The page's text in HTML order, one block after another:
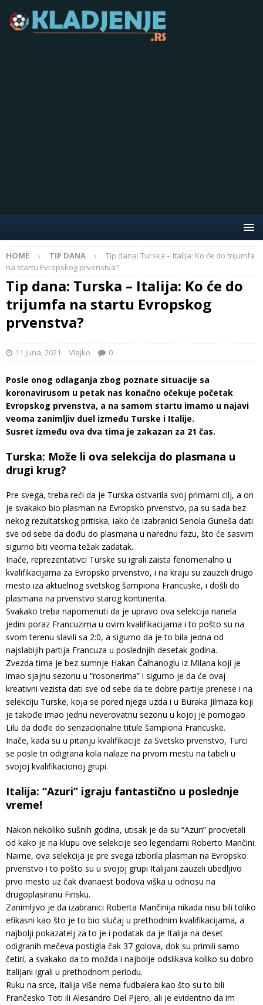
HOME TIP DANA
Tip dana: Turska – Italija: Ko će do trijumfa
na startu Evropskog prvenstva?
Tip dana: Turska – Italija: Ko će do
trijumfa na startu Evropskog
prvenstva?
11 Juna, 2021 Vlajko 0
Posle onog odlaganja zbog poznate situacije sa
koronavirusom u petak nas konačno očekuje početak
Evropskog prvenstva, a na samom startu imamo u najavi
veoma zanimljiv duel između Turske i Italije.
Susret između ova dva tima je zakazan za 21 čas.
Turska: Može li ova selekcija do plasmana u
drugi krug?
Pre svega, treba reći da je Turska ostvarila svoj primarni cilj, a on
je svakako bio plasman na Evropsko prvenstvo, pa su sada bez
nekog rezultatskog pritiska, iako će izabranici Senola Guneša dati
sve od sebe da dođu do plasmana u narednu fazu, što će sasvim
sigurno biti veoma težak zadatak.
Inače, reprezentativci Turske su igrali zaista fenomenalno u
kvalifikacijama za Evropsko prvenstvo, i na kraju su zauzeli drugo
mesto iza aktuelnog svetskog šampiona Francuske, i došli do
plasmana na prvenstvo starog kontinenta.
Svakako treba napomenuti da je upravo ova selekcija nanela
jedini poraz Francuzima u ovim kvalifikacijama i to pošto su na
svom terenu slavili sa 2:0, a sigurno da je to bila jedna od
najslabijih partija Francuza u poslednjih desetak godina.
Zvezda tima je bez sumnje Hakan Čalhanoglu iz Milana koji je
imao sjajnu sezonu u “rosonerima” i sigurno je da će ovaj
kreativni vezista dati sve od sebe da te dobre partije prenese i na
selekciju Turske, koja se pored njega uzda i u Buraka Jilmaza koji
je takođe imao jednu neverovatnu sezonu u kojoj je pomogao
Lilu da dođe do senzacionalne titule šampiona Francuske.
Inače, kada su u pitanju kvalifikacije za Svetsko prvenstvo, Turci
se posle tri odigrana kola nalaze na prvom mestu na tabeli u
svojoj kvalifikacionoj grupi.
Italija: “Azuri” igraju fantastično u poslednje
vreme!
Nakon nekoliko sušnih godina, utisak je da su “Azuri” procvetali
od kako je na klupu ove selekcije seo legendarni Roberto Mančini.
Naime, ova selekcija je pre svega izborila plasman na Evropsko
prvenstvo i to pošto su u svojoj grupi Italijani zauzeli ubedljivo
prvo mesto uz čak dvanaest bodova viška u odnosu na
drugoplasiranu Finsku.
Zanimljivo je da izabranici Roberta Mančinija nikada nisu bili toliko
efikasni kao što je to bio slučaj u prethodnim kvalifikacijama, a
najbolji pokazatelj za to je i podatak da je Italija na deset
odigranih mečeva postigla čak 37 golova, dok su primili samo
četiri, a svakako da to možda i najbolje odslikava koliko su dobro
Italijani igrali u prethodnom periodu.
Ruku na srce, Italija više nema fudbalera kao što su to bili
Frančesko Toti ili Alesandro Del Pjero, ali je evidentno da im